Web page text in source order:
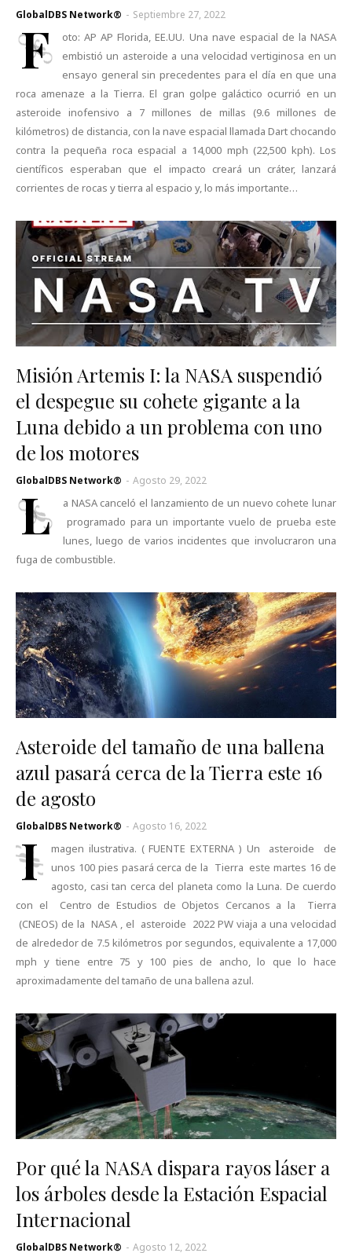
GlobalDBS Network® - Septiembre 27, 2022
F
oto: AP AP Florida, EE.UU. Una nave espacial de la NASA
embistió un asteroide a una velocidad vertiginosa en un
ensayo general sin precedentes para el día en que una
roca amenaze a la Tierra. El gran golpe galáctico ocurrió en un
asteroide inofensivo a 7 millones de millas (9.6 millones de
kilómetros) de distancia, con la nave espacial llamada Dart chocando
contra la pequeña roca espacial a 14,000 mph (22,500 kph). Los
científicos esperaban que el impacto creará un cráter, lanzará
corrientes de rocas y tierra al espacio y, lo más importante…
Misión Artemis I: la NASA suspendió
el despegue su cohete gigante a la
Luna debido a un problema con uno
de los motores
GlobalDBS Network® - Agosto 29, 2022
L
a NASA canceló el lanzamiento de un nuevo cohete lunar
programado para un importante vuelo de prueba este
lunes, luego de varios incidentes que involucraron una
fuga de combustible.
Asteroide del tamaño de una ballena
azul pasará cerca de la Tierra este 16
de agosto
GlobalDBS Network® - Agosto 16, 2022
I
magen ilustrativa. ( FUENTE EXTERNA ) Un asteroide de
unos 100 pies pasará cerca de la Tierra este martes 16 de
agosto, casi tan cerca del planeta como la Luna. De cuerdo
con el Centro de Estudios de Objetos Cercanos a la Tierra
(CNEOS) de la NASA , el asteroide 2022 PW viaja a una velocidad
de alrededor de 7.5 kilómetros por segundos, equivalente a 17,000
mph y tiene entre 75 y 100 pies de ancho, lo que lo hace
aproximadamente del tamaño de una ballena azul.
Por qué la NASA dispara rayos láser a
los árboles desde la Estación Espacial
Internacional
GlobalDBS Network® - Agosto 12, 2022